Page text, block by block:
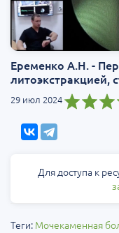
Еременко А.Н. -
литоэкстракцией,
29 июл 2024
Для доступа к
Теги: Мочекаменная